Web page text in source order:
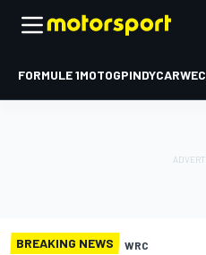
FORMULE 1MOTOGPINDYCARWEC
BREAKING NEWS WRC